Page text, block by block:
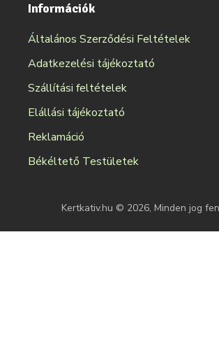
Információk
Általános Szerződési Feltételek
Adatkezelési tájékoztató
Szállítási feltételek
Elállási tájékoztató
Reklamáció
Békéltető Testületek
Kertkativ.hu © 2026, Minden jog